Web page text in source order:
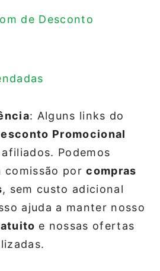
de Desconto
: Alguns links do
Promocional
Podemos
comissão porcompras
, sem custo adicional
ajuda a manter nosso
e nossas ofertas